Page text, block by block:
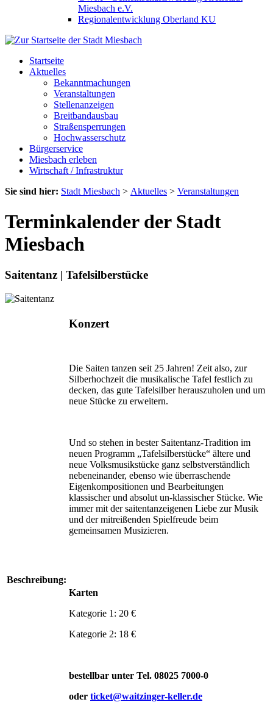
Miesbach e.V.
Regionalentwicklung Oberland KU
Startseite
Aktuelles
Bekanntmachungen
Veranstaltungen
Stellenanzeigen
Breitbandausbau
Straßensperrungen
Hochwasserschutz
Bürgerservice
Miesbach erleben
Wirtschaft / Infrastruktur
Sie sind hier: Stadt Miesbach > Aktuelles > Veranstaltungen
Terminkalender der Stadt
Miesbach
Saitentanz | Tafelsilberstücke
Beschreibung:
Konzert
Die Saiten tanzen seit 25 Jahren! Zeit also, zur
Silberhochzeit die musikalische Tafel festlich zu
decken, das gute Tafelsilber herauszuholen und um
neue Stücke zu erweitern.
Und so stehen in bester Saitentanz-Tradition im
neuen Programm „Tafelsilberstücke“ ältere und
neue Volksmusikstücke ganz selbstverständlich
nebeneinander, ebenso wie überraschende
Eigenkompositionen und Bearbei­tungen
klassischer und absolut un-klassischer Stücke. Wie
immer mit der saitentanzeigenen Liebe zur Musik
und der mitreißenden Spielfreude beim
gemeinsamen Musizieren.
Karten
Kategorie 1: 20 €
Kategorie 2: 18 €
bestellbar unter Tel. 08025 7000-0
oder ticket@waitzinger-keller.de